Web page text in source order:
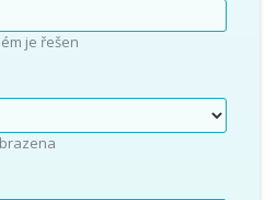
je řešen